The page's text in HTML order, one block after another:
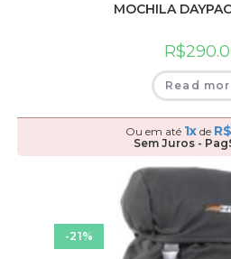
MOCHILA
R$
Read
Ou em até 1x de R$
Sem Juros -
-21%